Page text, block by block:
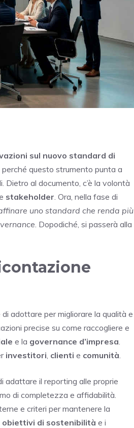
sul nuovo standard di
perché questo strumento punta a
al documento, c’è la volontà
stakeholder . Ora, nella fase di
uno standard che renda più
. Dopodiché, si passerà alla
adottare per migliorare la qualità e
precise su come raccogliere e
e la governance d’impresa
investitori clienti e comunità
adattare il reporting alle proprie
di completezza e affidabilità.
e criteri per mantenere la
obiettivi di sostenibilità e i